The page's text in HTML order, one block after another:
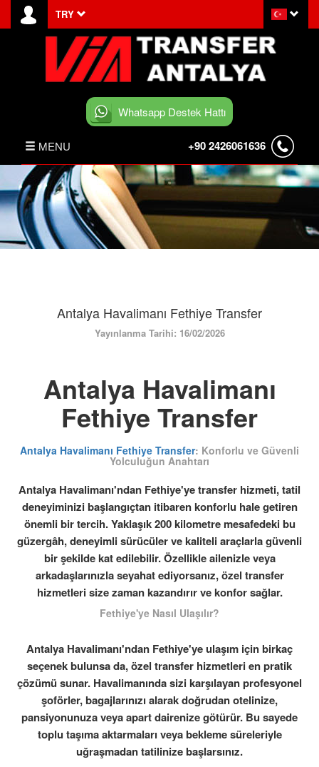
TRY
Whatsapp Destek Hattı
MENU +90 2426061636
ANASAYFA
HABERLER
BELEK TRANSFER
ÜYE GİRİŞİ / KAYIT
Antalya Havalimanı Fethiye Transfer
Yayınlanma Tarihi: 16/02/2026
Antalya Havalimanı
Fethiye Transfer
Antalya Havalimanı Fethiye Transfer: Konforlu ve Güvenli
Yolculuğun Anahtarı
Antalya Havalimanı'ndan Fethiye'ye transfer hizmeti, tatil
deneyiminizi başlangıçtan itibaren konforlu hale getiren
önemli bir tercih. Yaklaşık 200 kilometre mesafedeki bu
güzergâh, deneyimli sürücüler ve kaliteli araçlarla güvenli
bir şekilde kat edilebilir. Özellikle ailenizle veya
arkadaşlarınızla seyahat ediyorsanız, özel transfer
hizmetleri size zaman kazandırır ve konfor sağlar.
Fethiye'ye Nasıl Ulaşılır?
Antalya Havalimanı'ndan Fethiye'ye ulaşım için birkaç
seçenek bulunsa da, özel transfer hizmetleri en pratik
çözümü sunar. Havalimanında sizi karşılayan profesyonel
şoförler, bagajlarınızı alarak doğrudan otelinize,
pansiyonunuza veya apart dairenize götürür. Bu sayede
toplu taşıma aktarmaları veya bekleme süreleriyle
uğraşmadan tatilinize başlarsınız.